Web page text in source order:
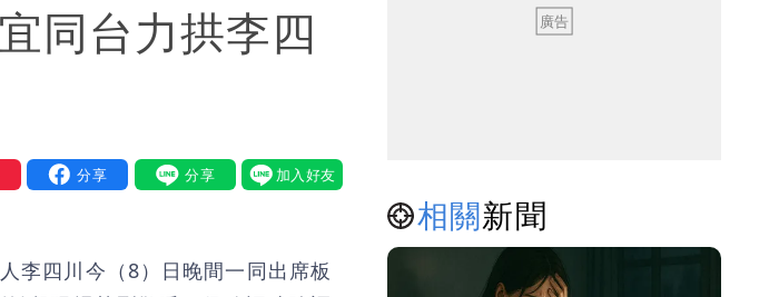
奇
民進黨
同台力拱李四
李四川今（8）日晚間一同出席板
相關新聞